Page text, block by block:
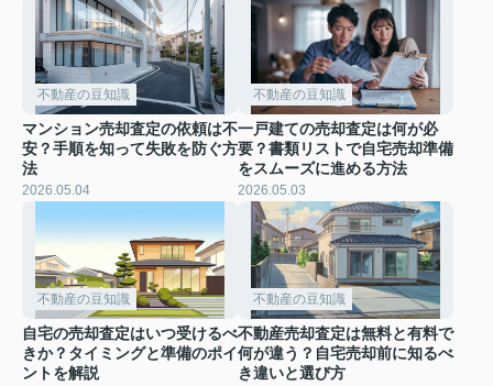
不動産の豆知識
マンション売却査定の依頼は不
安？手順を知って失敗を防ぐ方
法
2026.05.04
不動産の豆知識
一戸建ての売却査定は何が必
要？書類リストで自宅売却準備
をスムーズに進める方法
2026.05.03
不動産の豆知識
自宅の売却査定はいつ受けるべ
きか？タイミングと準備のポイ
ントを解説
不動産の豆知識
不動産売却査定は無料と有料で
何が違う？自宅売却前に知るべ
き違いと選び方